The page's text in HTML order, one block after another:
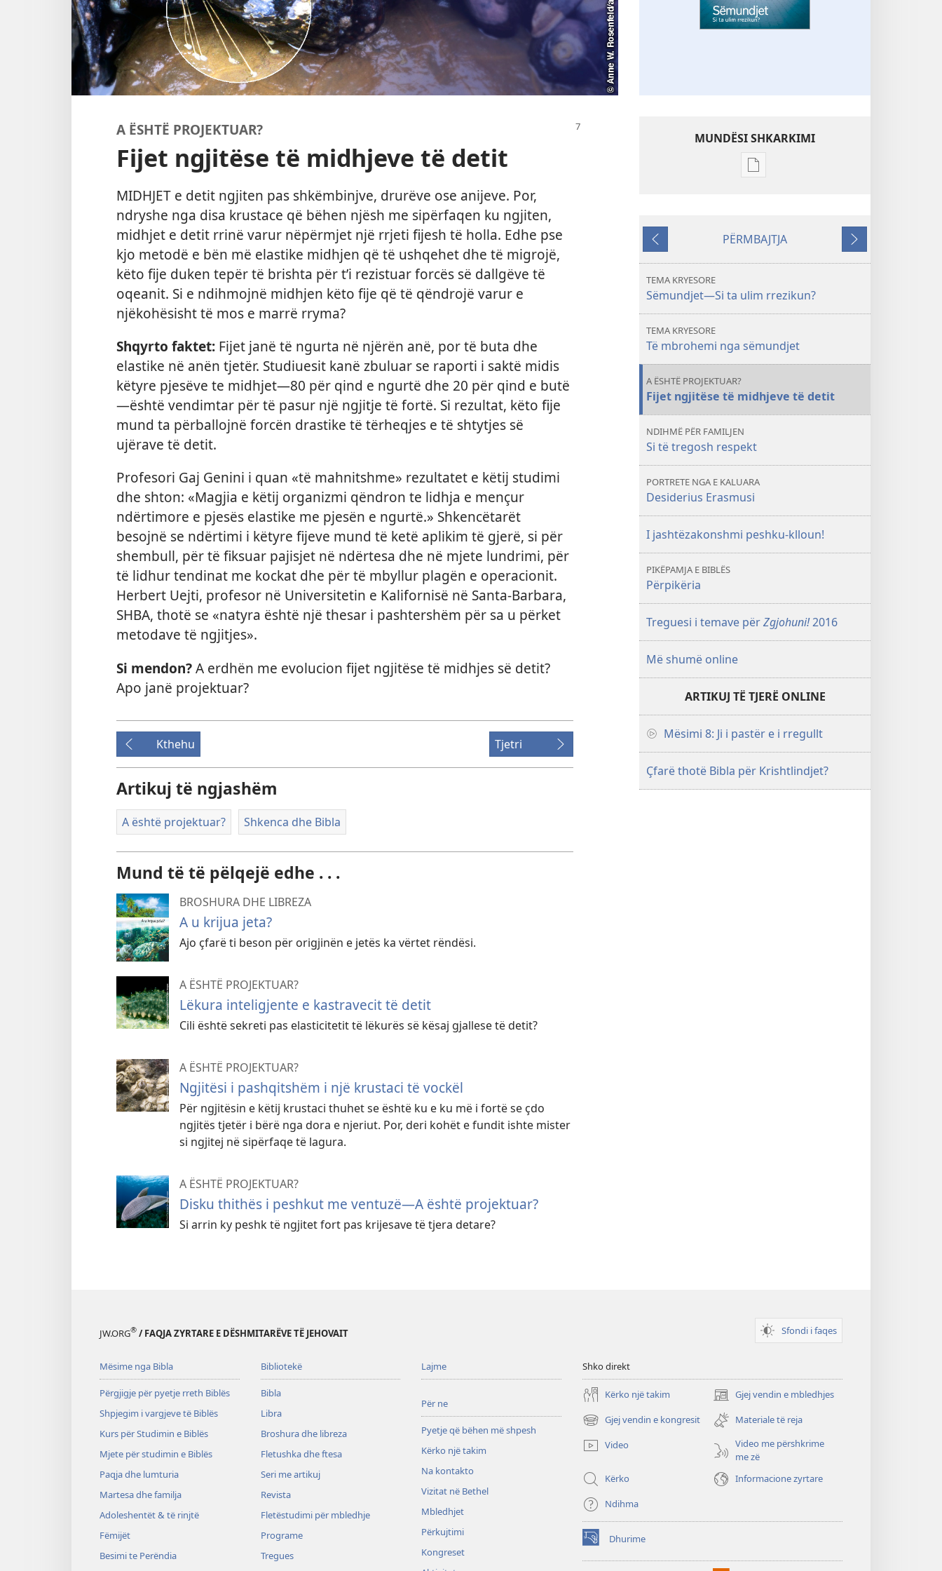
A ËSHTË PROJEKTUAR?
Fijet ngjitëse të midhjeve të detit
MIDHJET e detit ngjiten pas shkëmbinjve, drurëve ose anijeve. Por,
ndryshe nga disa krustace që bëhen njësh me sipërfaqen ku ngjiten,
midhjet e detit rrinë varur nëpërmjet një rrjeti fijesh të holla. Edhe pse
kjo metodë e bën më elastike midhjen që të ushqehet dhe të migrojë,
këto fije duken tepër të brishta për t’i rezistuar forcës së dallgëve të
oqeanit. Si e ndihmojnë midhjen këto fije që të qëndrojë varur e
njëkohësisht të mos e marrë rryma?
Shqyrto faktet: Fijet janë të ngurta në njërën anë, por të buta dhe
elastike në anën tjetër. Studiuesit kanë zbuluar se raporti i saktë midis
këtyre pjesëve te midhjet​—80 për qind e ngurtë dhe 20 për qind e butë
—​është vendimtar për të pasur një ngjitje të fortë. Si rezultat, këto fije
mund ta përballojnë forcën drastike të tërheqjes e të shtytjes së
ujërave të detit.
Profesori Gaj Genini i quan «të mahnitshme» rezultatet e këtij studimi
dhe shton: «Magjia e këtij organizmi qëndron te lidhja e mençur
ndërtimore e pjesës elastike me pjesën e ngurtë.» Shkencëtarët
besojnë se ndërtimi i këtyre fijeve mund të ketë aplikim të gjerë, si për
shembull, për të fiksuar pajisjet në ndërtesa dhe në mjete lundrimi, për
të lidhur tendinat me kockat dhe për të mbyllur plagën e operacionit.
Herbert Uejti, profesor në Universitetin e Kalifornisë në Santa-Barbara,
SHBA, thotë se «natyra është një thesar i pashtershëm për sa u përket
metodave të ngjitjes».
Si mendon?A erdhën me evolucion fijet ngjitëse të midhjes së detit?
Apo janë projektuar?
Kthehu Tjetri
Artikuj të ngjashëm
A është projektuar? Shkenca dhe Bibla
Mund të të pëlqejë edhe . . .
BROSHURA DHE LIBREZA
A u krijua jeta?
Ajo çfarë ti beson për origjinën e jetës ka vërtet rëndësi.
A ËSHTË PROJEKTUAR?
Lëkura inteligjente e kastravecit të detit
Cili është sekreti pas elasticitetit të lëkurës së kësaj gjallese të detit?
A ËSHTË PROJEKTUAR?
Ngjitësi i pashqitshëm i një krustaci të vockël
Për ngjitësin e këtij krustaci thuhet se është ku e ku më i fortë se çdo
ngjitës tjetër i bërë nga dora e njeriut. Por, deri kohët e fundit ishte mister
si ngjitej në sipërfaqe të lagura.
A ËSHTË PROJEKTUAR?
Disku thithës i peshkut me ventuzë—A është projektuar?
Si arrin ky peshk të ngjitet fort pas krijesave të tjera detare?
MUNDËSI SHKARKIMI
Mundësitë
botimet
—
ulim
rrezikun?
Kthehu
PËRMBAJTJA
Tjetri
TEMA KRYESORE
Sëmundjet​—Si ta ulim rrezikun?
TEMA KRYESORE
Të mbrohemi nga sëmundjet
A ËSHTË PROJEKTUAR?
Fijet ngjitëse të midhjeve të detit
NDIHMË PËR FAMILJEN
Si të tregosh respekt
PORTRETE NGA E KALUARA
Desiderius Erasmusi
I jashtëzakonshmi peshku-klloun!
PIKËPAMJA E BIBLËS
Përpikëria
Treguesi i temave përZgjohuni!2016
Më shumë online
ARTIKUJ TË TJERË ONLINE
Mësimi 8: Ji i pastër e i rregullt
Çfarë thotë Bibla për Krishtlindjet?
JW.ORG® / FAQJA ZYRTARE E DËSHMITARËVE TË JEHOVAIT Sfondi i faqes
Mësime nga Bibla
Përgjigje për pyetje rreth Biblës
Shpjegim i vargjeve të Biblës
Kurs për Studimin e Biblës
Mjete për studimin e Biblës
Paqja dhe lumturia
Martesa dhe familja
Adoleshentët & të rinjtë
Fëmijët
Besimi te Perëndia
Bibliotekë
Bibla
Libra
Broshura dhe libreza
Fletushka dhe ftesa
Seri me artikuj
Revista
Fletëstudimi për mbledhje
Programe
Tregues
Lajme
Për ne
Pyetje që bëhen më shpesh
Kërko një takim
Na kontakto
Vizitat në Bethel
Mbledhjet
Përkujtimi
Kongreset
Shko direkt
Kërko një takim Gjej vendin e mbledhjes
(hap
dritare
të
re)
Gjej vendin e kongresit
(hap
dritare
të
Materiale të reja
Video
Video me përshkrime
me zë
Kërko
Informacione zyrtare
Ndihma
Dhurime
(hap
dritare